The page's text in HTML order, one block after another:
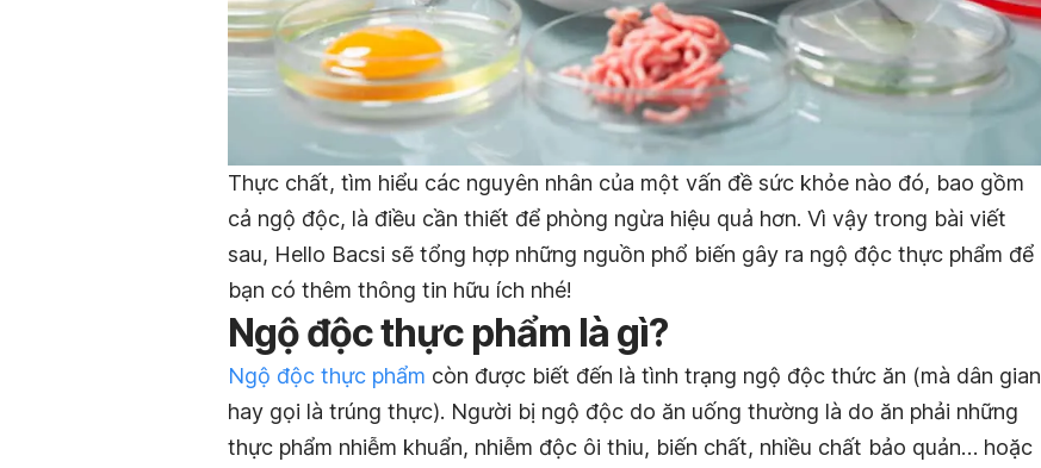
Thực chất, tìm hiểu các nguyên nhân của một vấn đề sức khỏe nào đó, bao gồm
cả ngộ độc, là điều cần thiết để phòng ngừa hiệu quả hơn. Vì vậy trong bài viết
sau, Hello Bacsi sẽ tổng hợp những nguồn phổ biến gây ra ngộ độc thực phẩm để
bạn có thêm thông tin hữu ích nhé!
Ngộ độc thực phẩm là gì?
Ngộ độc thực phẩm còn được biết đến là tình trạng ngộ độc thức ăn (mà dân gian
hay gọi là trúng thực). Người bị ngộ độc do ăn uống thường là do ăn phải những
thực phẩm nhiễm khuẩn, nhiễm độc ôi thiu, biến chất, nhiều chất bảo quản… hoặc